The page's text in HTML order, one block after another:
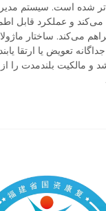
شده است. سیستم
و عملکرد قابل
می‌کند. ساختار
تعویض یا ارتقا
و مالکیت بلندمدت را